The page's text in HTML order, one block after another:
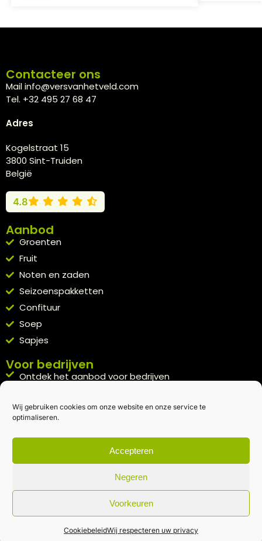
Wij gebruiken cookies om onze website en onze service te
optimaliseren.
Accepteren
Negeren
Voorkeuren
CookiebeleidWij respecteren uw privacy
Contacteer ons
Mail info@versvanhetveld.com
Tel. +32 495 27 68 47
Adres
Kogelstraat 15
3800 Sint-Truiden
België
4.8
Aanbod
Groenten
Fruit
Noten en zaden
Seizoenspakketten
Confituur
Soep
Sapjes
Voor bedrijven
Ontdek het aanbod voor bedrijven
Kennismakingspakket aanvragen
Blijft op de hoogte
Rechtstreeks van het veld naar je inbox.
Inschrijven nieuwsbrief
Algemene voorwaarden|Privacybeleid| gemaakt met door
creativitijd